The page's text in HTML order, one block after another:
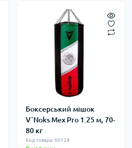
Боксерський мішок
V`Noks Mex Pro 1.25 м, 70-
80 кг
Код товара: 60128